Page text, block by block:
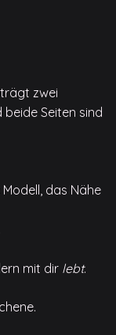
zwei
beide Seiten sind
das Nähe
mit dir lebt.